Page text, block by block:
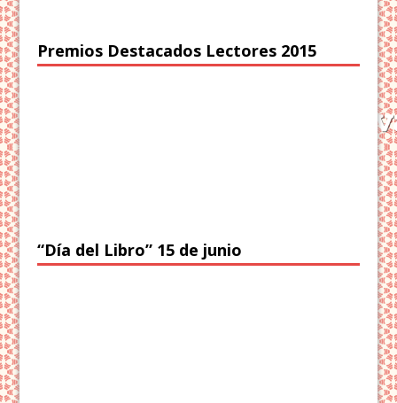
Premios Destacados Lectores 2015
“Día del Libro” 15 de junio